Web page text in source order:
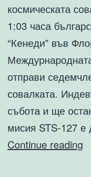
космическата
1:03 часа
“Кенеди” във
отправи
совалката.
събота и ще
мисия STS-127
Continue reading